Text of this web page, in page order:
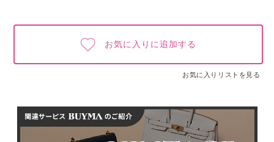
お気に入りに追加する
お気に入りリストを見る